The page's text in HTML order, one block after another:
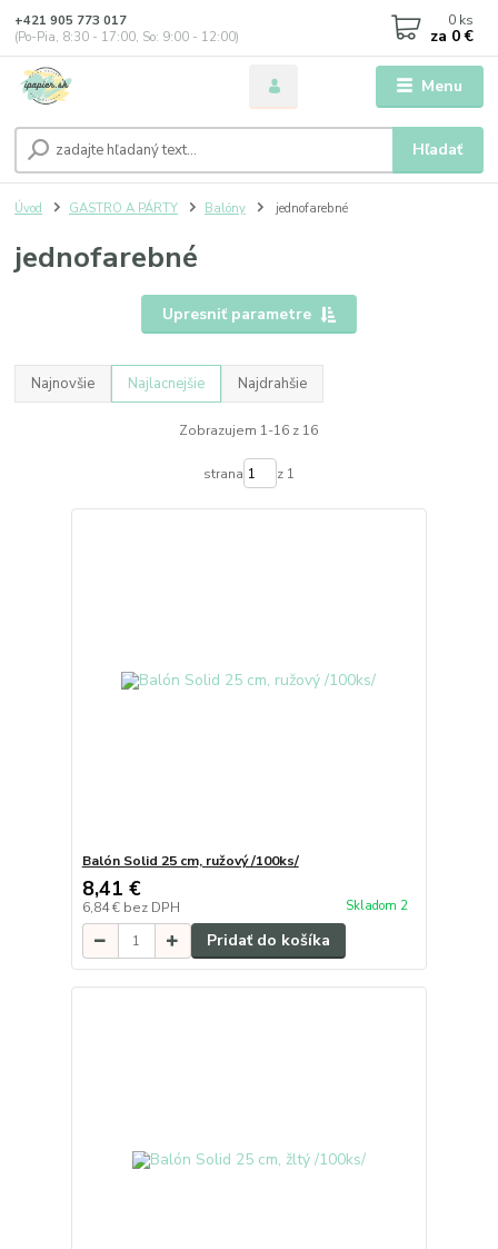
Menu
Hľadať
+421 905 773 017
(Po-Pia, 8:30 - 17:00, So: 9:00 - 12:00)
0 ks
za 0 €
Úvod GASTRO A PÁRTY Balóny jednofarebné
jednofarebné
Upresniť parametre
Najnovšie Najlacnejšie Najdrahšie
Zobrazujem 1-16 z 16
strana z 1
Balón Solid 25 cm, ružový /100ks/
8,41 €
6,84 € bez DPH Skladom 2
Pridať do košíka